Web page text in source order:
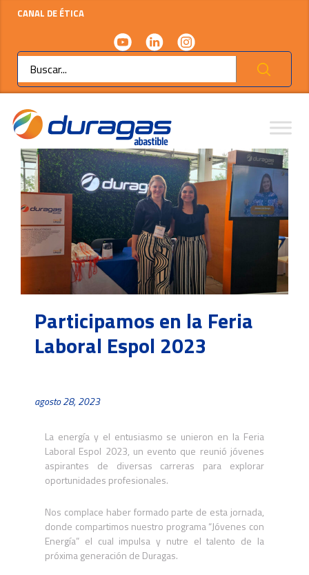
CANAL DE ÉTICA
Ok
Participamos en la Feria
Laboral Espol 2023
agosto 28, 2023
La energía y el entusiasmo se unieron en la Feria
Laboral Espol 2023, un evento que reunió jóvenes
aspirantes de diversas carreras para explorar
oportunidades profesionales.
Nos complace haber formado parte de esta jornada,
donde compartimos nuestro programa “Jóvenes con
Energía” el cual impulsa y nutre el talento de la
próxima generación de Duragas.